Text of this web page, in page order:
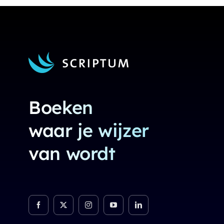
Boeken
waar je wijzer
van wordt